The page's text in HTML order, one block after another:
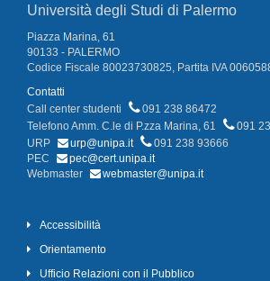
Università degli Studi di Palermo
Piazza Marina, 61
90133 - PALERMO
Codice Fiscale 80023730825, Partita IVA
Contatti
Call center studenti
091 238 86472
Telefono Amm. C.le di P.zza Marina, 61
091
URP
urp@unipa.it
091 238 93666
PEC
pec@cert.unipa.it
Webmaster
webmaster@unipa.it
Accessibilità
Orientamento
Ufficio Relazioni con il Pubblico